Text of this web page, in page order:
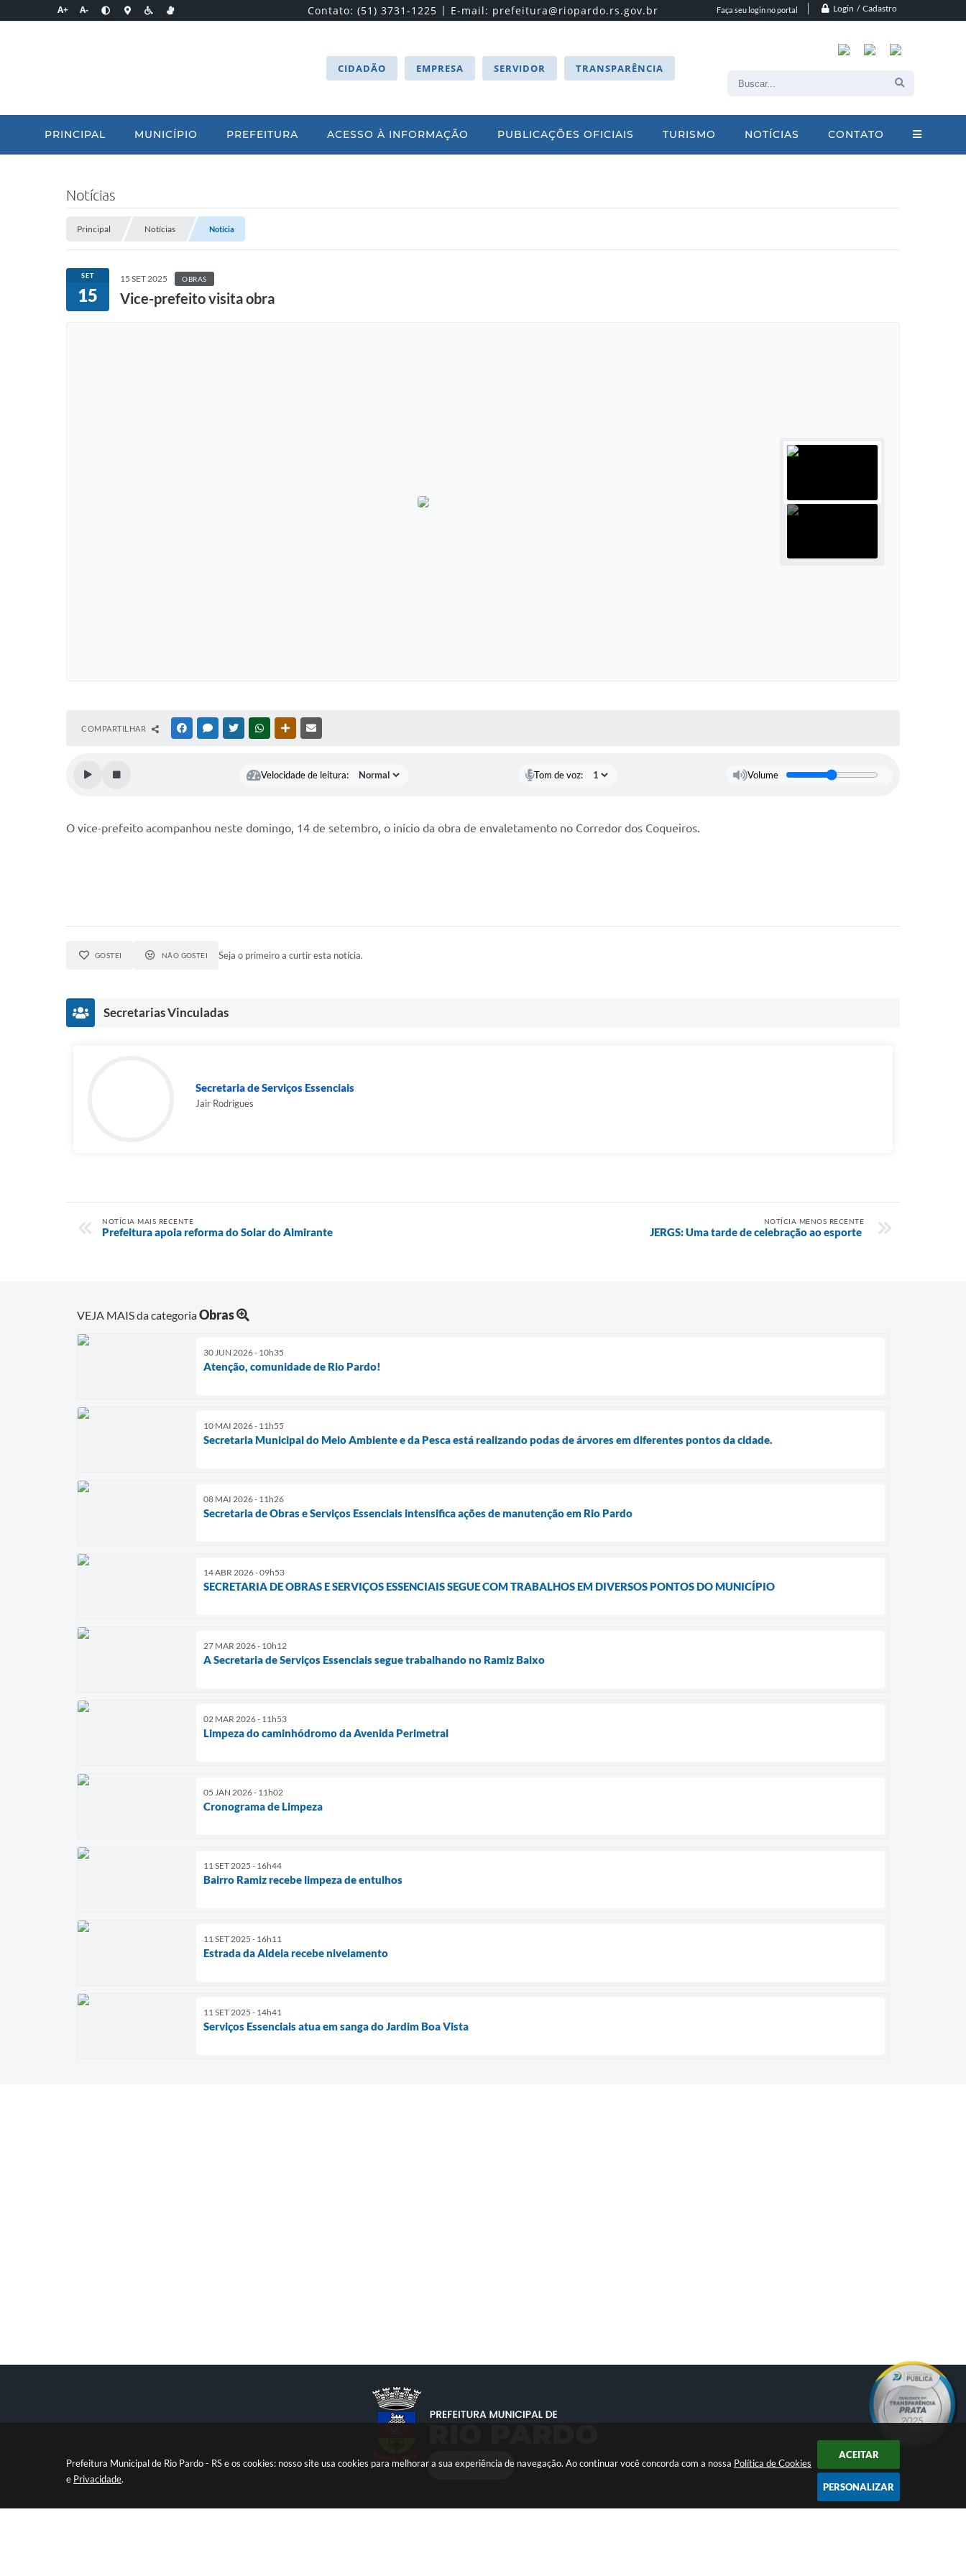
Prefeitura Municipal de Rio Pardo - RS e os cookies: nosso site usa cookies para melhorar a sua experiência de navegação. Ao continuar você concorda com a nossa Política de Cookies
e Privacidade.
ACEITAR
PERSONALIZAR
Faça seu login no portal Login / Cadastro
A+ A- Contato: (51) 3731-1225 | E-mail: prefeitura@riopardo.rs.gov.br
CIDADÃO EMPRESA SERVIDOR TRANSPARÊNCIA
PRINCIPAL MUNICÍPIO PREFEITURA ACESSO À INFORMAÇÃO PUBLICAÇÕES OFICIAIS TURISMO NOTÍCIAS CONTATO
Notícias
Principal Notícias Notícia
SET
15
15 SET 2025 OBRAS
Vice-prefeito visita obra
COMPARTILHAR FACEBOOKMESSENGER
TWITTERWHATSAPPOUTRAS MÍDIAS
Velocidade de leitura: Tom de voz: Volume
O vice-prefeito acompanhou neste domingo, 14 de setembro, o início da obra de envaletamento no Corredor dos Coqueiros.
GOSTEI NÃO GOSTEI Seja o primeiro a curtir esta notícia.
Secretarias Vinculadas
Secretaria de Serviços Essenciais
Jair Rodrigues
NOTÍCIA MAIS RECENTE
Prefeitura apoia reforma do Solar do Almirante
NOTÍCIA MENOS RECENTE
JERGS: Uma tarde de celebração ao esporte
VEJA MAIS da categoriaObras
30 JUN 2026 - 10h35
Atenção, comunidade de Rio Pardo!
10 MAI 2026 - 11h55
Secretaria Municipal do Meio Ambiente e da Pesca está realizando podas de árvores em diferentes pontos da cidade.
08 MAI 2026 - 11h26
Secretaria de Obras e Serviços Essenciais intensifica ações de manutenção em Rio Pardo
14 ABR 2026 - 09h53
SECRETARIA DE OBRAS E SERVIÇOS ESSENCIAIS SEGUE COM TRABALHOS EM DIVERSOS PONTOS DO MUNICÍPIO
27 MAR 2026 - 10h12
A Secretaria de Serviços Essenciais segue trabalhando no Ramiz Baixo
02 MAR 2026 - 11h53
Limpeza do caminhódromo da Avenida Perimetral
05 JAN 2026 - 11h02
Cronograma de Limpeza
11 SET 2025 - 16h44
Bairro Ramiz recebe limpeza de entulhos
11 SET 2025 - 16h11
Estrada da Aldeia recebe nivelamento
11 SET 2025 - 14h41
Serviços Essenciais atua em sanga do Jardim Boa Vista